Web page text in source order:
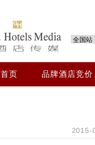
首页 品牌酒店竞价